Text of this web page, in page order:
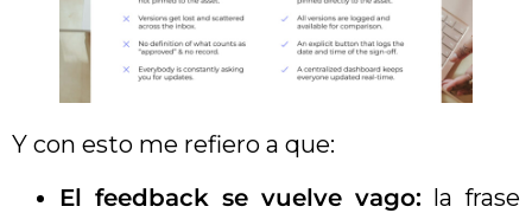
Y con esto me refiero a que:
El feedback se vuelve vago: la frase